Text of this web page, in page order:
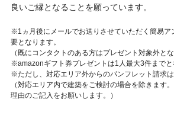
良いご縁となることを願っています。
※1ヵ月後にメールでお送りさせていただく簡易ア
要となります。
（既にコンタクトのある方はプレゼント対象外とな
※amazonギフト券プレゼントは1人最大3件までと
※ただし、対応エリア外からのパンフレット請求は
（対応エリア内で建築をご検討の場合を除きます
理由のご記入をお願いします。）